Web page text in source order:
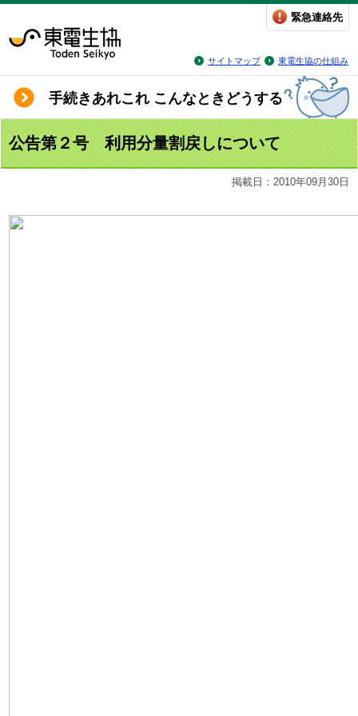
サイトマップ 東電生協の仕組み
緊急連絡先
手続きあれこれ こんなときどうする
公告第２号 利用分量割戻しについて
掲載日：2010年09月30日